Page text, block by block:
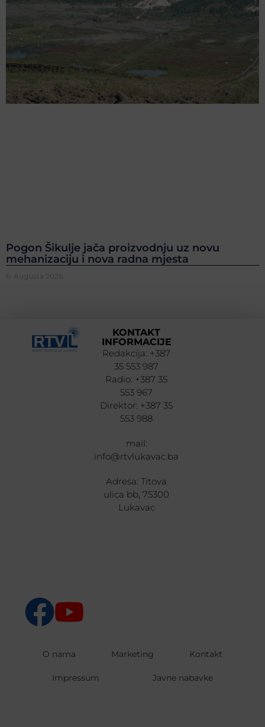
Pogon Šikulje jača proizvodnju uz novu
mehanizaciju i nova radna mjesta
6. Augusta 2026.
KONTAKT
INFORMACIJE
Redakcija: +387
35 553 987
Radio: +387 35
553 967
Direktor: +387 35
553 988
mail:
info@rtvlukavac.ba
Adresa: Titova
ulica bb, 75300
Lukavac
O nama Marketing Kontakt
Impressum Javne nabavke